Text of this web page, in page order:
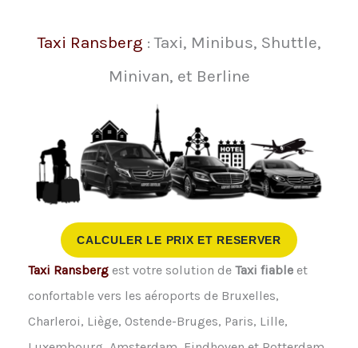
Taxi Ransberg : Taxi, Minibus, Shuttle,
Minivan, et Berline
CALCULER LE PRIX ET RESERVER
Taxi Ransbergest votre solution de Taxi fiableet
confortable vers les aéroports de Bruxelles,
Charleroi, Liège, Ostende-Bruges, Paris, Lille,